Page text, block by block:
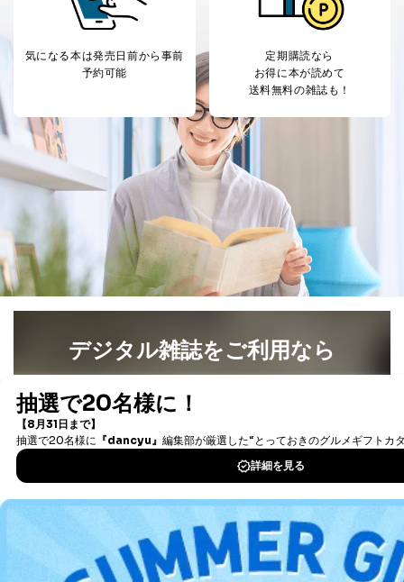
気になる本は発売日前から事前
予約可能
定期購読なら
お得に本が読めて
送料無料の雑誌も！
デジタル雑誌をご利用なら
書籍）が無料で読み放題！
DOWNLOAD FOR IOS
DOWNLOAD FOR ANDROID
ご利用方法はこちら